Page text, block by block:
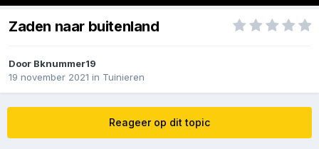
Zaden naar buitenland
Door Bknummer19
19 november 2021 in Tuinieren
Reageer op dit topic